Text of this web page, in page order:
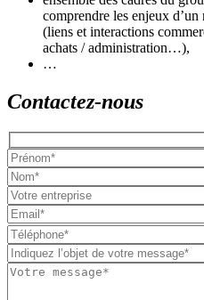
comprendre les enjeux
(liens et interactions
achats / administration…),
…
Contactez-nous
Please
leave
this
field